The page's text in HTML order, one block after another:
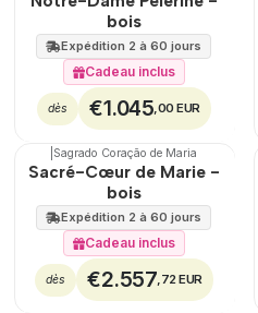
bois
Expédition 2 à 60 jours
Cadeau inclus
dès €1.045,00 EUR
🇵🇹
100%
EXCLUSIF
Sagrado Coração de Maria
Sacré-Cœur de Marie -
bois
Expédition 2 à 60 jours
Cadeau inclus
dès €2.557,72 EUR